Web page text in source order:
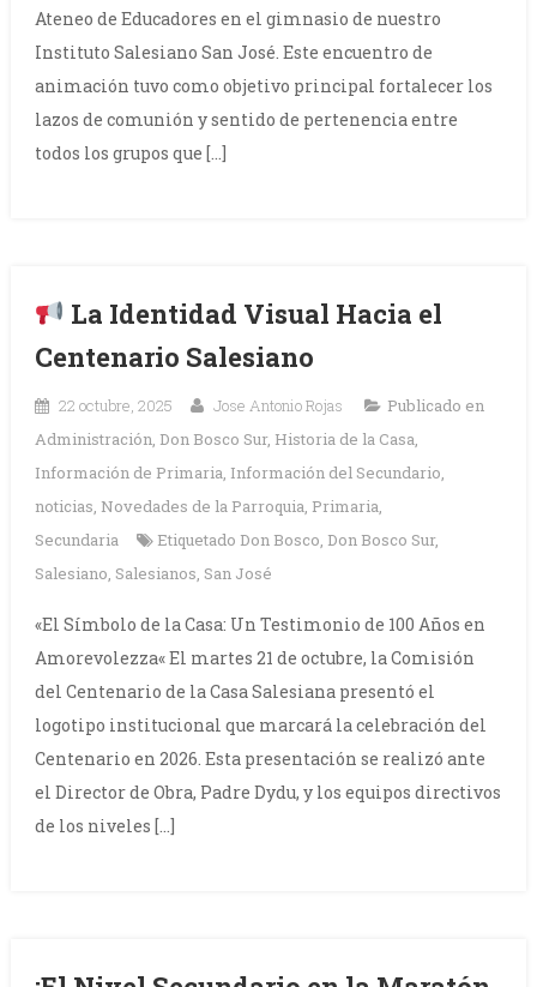
Ateneo de Educadores en el gimnasio de nuestro
Instituto Salesiano San José. Este encuentro de
animación tuvo como objetivo principal fortalecer los
lazos de comunión y sentido de pertenencia entre
todos los grupos que […]
La Identidad Visual Hacia el
Centenario Salesiano
22 octubre, 2025 Jose Antonio Rojas
Publicado en
Administración, Don Bosco Sur, Historia de la Casa,
Información de Primaria, Información del Secundario,
noticias, Novedades de la Parroquia, Primaria,
Secundaria
Etiquetado Don Bosco, Don Bosco Sur,
Salesiano, Salesianos, San José
«El Símbolo de la Casa: Un Testimonio de 100 Años en
Amorevolezza« El martes 21 de octubre, la Comisión
del Centenario de la Casa Salesiana presentó el
logotipo institucional que marcará la celebración del
Centenario en 2026. Esta presentación se realizó ante
el Director de Obra, Padre Dydu, y los equipos directivos
de los niveles […]